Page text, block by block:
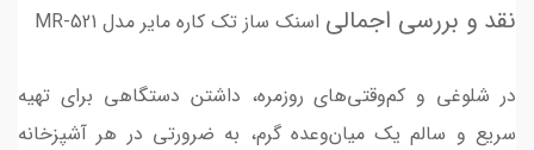
نقد و بررسی اجمالی اسنک ساز تک کاره مایر مدل MR-521
در شلوغی‌ و کم‌وقتی‌های روزمره، داشتن دستگاهی برای تهیه
سریع و سالم یک میان‌وعده گرم، به ضرورتی در هر آشپزخانه